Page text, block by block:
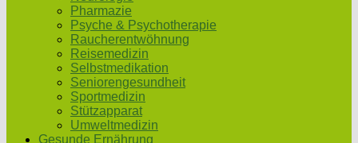
Pharmazie
Psyche & Psychotherapie
Raucherentwöhnung
Reisemedizin
Selbstmedikation
Seniorengesundheit
Sportmedizin
Stützapparat
Umweltmedizin
Gesunde Ernährung